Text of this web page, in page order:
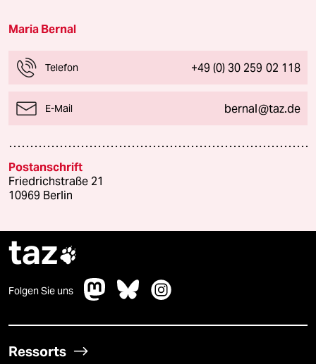
Maria Bernal
Telefon +49 (0) 30 259 02 118
E-Mail bernal@taz.de
Postanschrift
Friedrichstraße 21
10969 Berlin
taz
Folgen Sie uns
Ressorts